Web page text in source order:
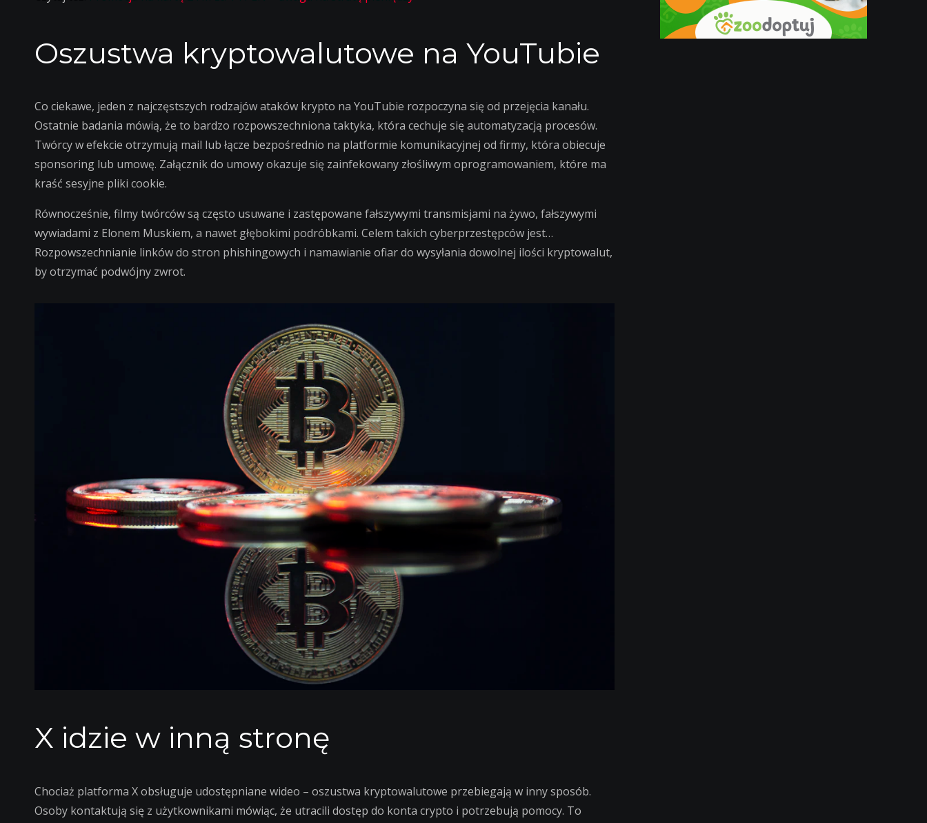
Oszustwa kryptowalutowe na YouTubie
Co ciekawe, jeden z najczęstszych rodzajów ataków krypto na YouTubie rozpoczyna się od przejęcia kanału.
Ostatnie badania mówią, że to bardzo rozpowszechniona taktyka, która cechuje się automatyzacją procesów.
Twórcy w efekcie otrzymują mail lub łącze bezpośrednio na platformie komunikacyjnej od firmy, która obiecuje
sponsoring lub umowę. Załącznik do umowy okazuje się zainfekowany złośliwym oprogramowaniem, które ma
kraść sesyjne pliki cookie.
Równocześnie, filmy twórców są często usuwane i zastępowane fałszywymi transmisjami na żywo, fałszywymi
wywiadami z Elonem Muskiem, a nawet głębokimi podróbkami. Celem takich cyberprzestępców jest…
Rozpowszechnianie linków do stron phishingowych i namawianie ofiar do wysyłania dowolnej ilości kryptowalut,
by otrzymać podwójny zwrot.
X idzie w inną stronę
Chociaż platforma X obsługuje udostępniane wideo – oszustwa kryptowalutowe przebiegają w inny sposób.
Osoby kontaktują się z użytkownikami mówiąc, że utracili dostęp do konta crypto i potrzebują pomocy. To